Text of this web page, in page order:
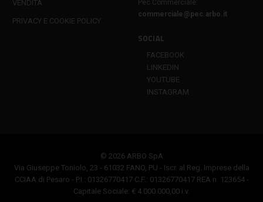
VENDITA
PRIVACY E COOKIE POLICY
Pec Commerciale:
commerciale@pec.arbo.it
SOCIAL
FACEBOOK
LINKEDIN
YOUTUBE
INSTAGRAM
© 2026 ARBO SpA
Via Giuseppe Toniolo, 23 - 61032 FANO, PU - Iscr. al Reg. Imprese della
CCIAA di Pesaro - P.I.: 01326770417 C.F.: 01326770417 REA n. 123654 -
Capitale Sociale: € 4.000.000,00 i.v.